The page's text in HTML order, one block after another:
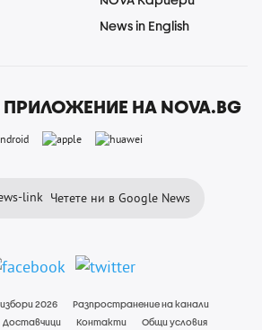
News in English
НА NOVA.BG
Четете ни в Google News
2026
Разпространение на канали
Доставчици Контакти Общи условия